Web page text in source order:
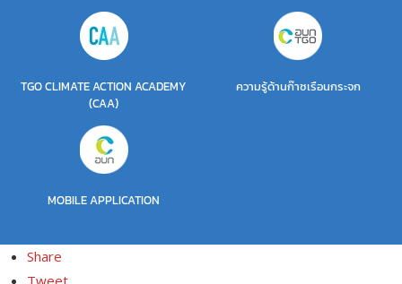
TGO CLIMATE ACTION ACADEMY
(CAA)
ความรู้ด้านก๊าซเรือนกระจก
MOBILE APPLICATION
Share